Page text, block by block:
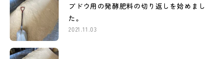
ブドウ用の発酵肥料の切り返しを始めまし
た。
2021.11.03